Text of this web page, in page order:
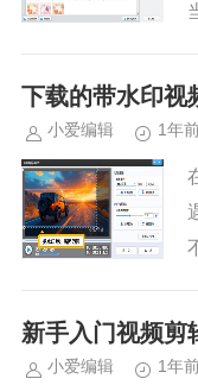
下载的带水印视
小爱编辑 1年
新手入门视频剪
小爱编辑 1年